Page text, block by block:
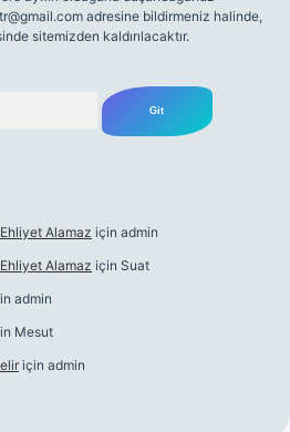
adresine bildirmeniz halinde,
sitemizden kaldırılacaktır.
Alamaz için admin
Alamaz için Suat
admin
Mesut
için admin